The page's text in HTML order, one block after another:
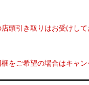
頭引き取りはお受けして
をご希望の場合はキャン